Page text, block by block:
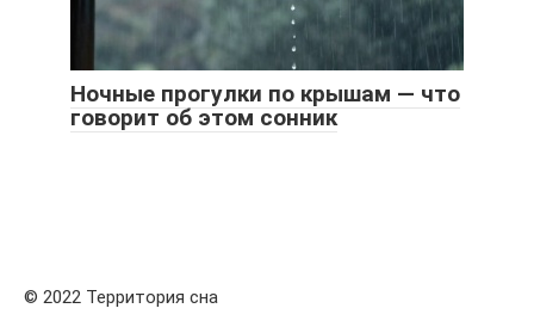
Ночные прогулки по крышам — что
говорит об этом сонник
© 2022 Территория сна